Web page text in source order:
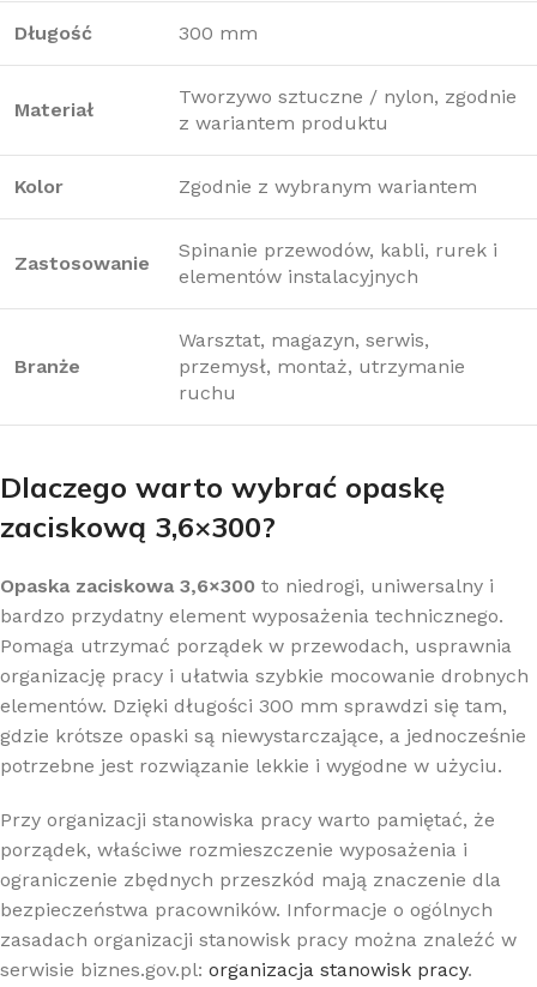
Długość 300 mm
Materiał
Tworzywo sztuczne / nylon, zgodnie
z wariantem produktu
Kolor Zgodnie z wybranym wariantem
Zastosowanie
Spinanie przewodów, kabli, rurek i
elementów instalacyjnych
Branże
Warsztat, magazyn, serwis,
przemysł, montaż, utrzymanie
ruchu
Dlaczego warto wybrać opaskę
zaciskową 3,6×300?
Opaska zaciskowa 3,6×300 to niedrogi, uniwersalny i
bardzo przydatny element wyposażenia technicznego.
Pomaga utrzymać porządek w przewodach, usprawnia
organizację pracy i ułatwia szybkie mocowanie drobnych
elementów. Dzięki długości 300 mm sprawdzi się tam,
gdzie krótsze opaski są niewystarczające, a jednocześnie
potrzebne jest rozwiązanie lekkie i wygodne w użyciu.
Przy organizacji stanowiska pracy warto pamiętać, że
porządek, właściwe rozmieszczenie wyposażenia i
ograniczenie zbędnych przeszkód mają znaczenie dla
bezpieczeństwa pracowników. Informacje o ogólnych
zasadach organizacji stanowisk pracy można znaleźć w
serwisie biznes.gov.pl: organizacja stanowisk pracy.